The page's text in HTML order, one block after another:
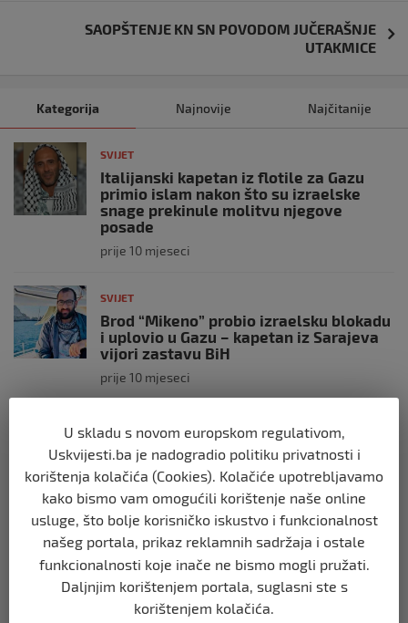
SAOPŠTENJE KN SN POVODOM JUČERAŠNJE
UTAKMICE
Kategorija Najnovije Najčitanije
SVIJET
Italijanski kapetan iz flotile za Gazu
primio islam nakon što su izraelske
snage prekinule molitvu njegove
posade
prije 10 mjeseci
SVIJET
Brod “Mikeno” probio izraelsku blokadu
i uplovio u Gazu – kapetan iz Sarajeva
vijori zastavu BiH
prije 10 mjeseci
Opsadno stanje u Münchenu, odjeknulo
nekoliko eksplozija: Ima žrtava,
policijske snage na terenu
prije 10 mjeseci
SVIJET
Putin: Spremni smo vojno uzvratiti
Zapadu
prije 11 mjeseci
U skladu s novom europskom regulativom,
Uskvijesti.ba je nadogradio politiku privatnosti i
korištenja kolačića (Cookies). Kolačiće upotrebljavamo
kako bismo vam omogućili korištenje naše online
usluge, što bolje korisničko iskustvo i funkcionalnost
našeg portala, prikaz reklamnih sadržaja i ostale
funkcionalnosti koje inače ne bismo mogli pružati.
Daljnjim korištenjem portala, suglasni ste s
korištenjem kolačića.